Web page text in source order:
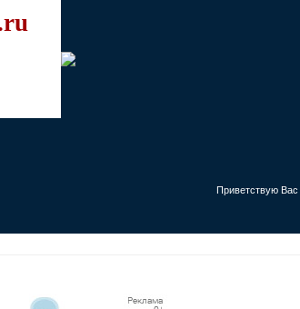
Приветствую Вас